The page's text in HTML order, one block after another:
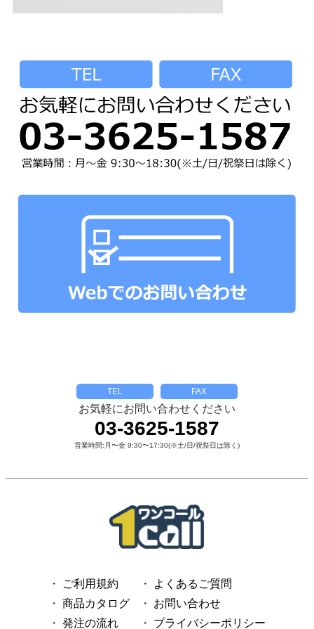
オプションパーツ
パーツ&パッケージ
ご利用規約
商品カタログ
発注の流れ
よくあるご質問
お問い合わせ
プライバシーポリシー
TEL FAX
お気軽にお問い合わせください
03-3625-1587
営業時間:月〜金 9:30〜17:30(※土/日/祝祭日は除く)